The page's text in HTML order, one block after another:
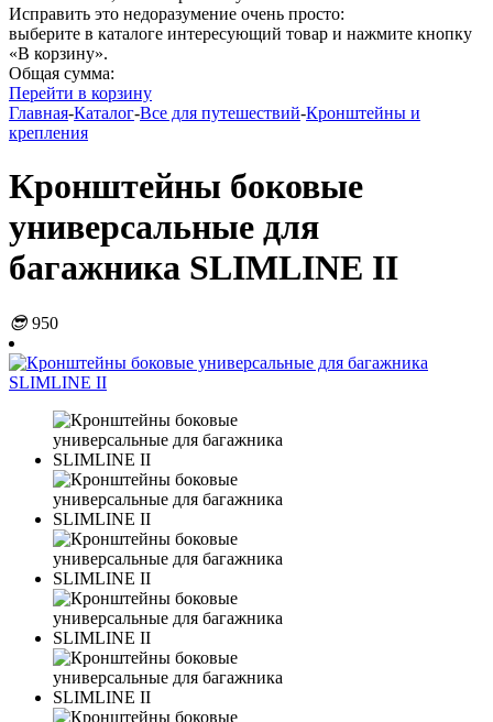
Исправить это недоразумение очень просто:
выберите в каталоге интересующий товар и нажмите кнопку
«В корзину».
Общая сумма:
Перейти в корзину
Главная-Каталог-Все для путешествий-Кронштейны и
крепления
Кронштейны боковые
универсальные для
багажника SLIMLINE II
😎 950